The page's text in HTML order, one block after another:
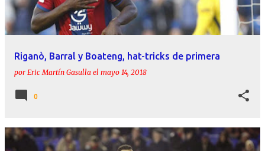
Riganò, Barral y Boateng, hat-tricks de primera
por Eric Martín Gasulla el mayo 14, 2018
0